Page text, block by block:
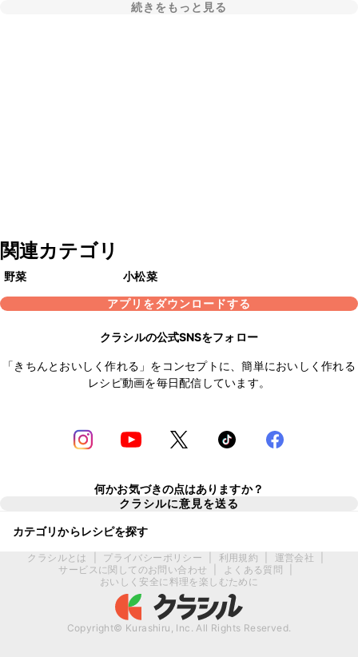
続きをもっと見る
関連カテゴリ
野菜
小松菜
アプリをダウンロードする
クラシルの公式SNSをフォロー
「きちんとおいしく作れる」をコンセプトに、簡単においしく作れる
レシピ動画を毎日配信しています。
何かお気づきの点はありますか？
クラシルに意見を送る
カテゴリからレシピを探す
クラシルとは プライバシーポリシー 利用規約 運営会社
サービスに関してのお問い合わせ
よくある質問
おいしく安全に料理を楽しむために
Copyright© Kurashiru, Inc. All Rights Reserved.